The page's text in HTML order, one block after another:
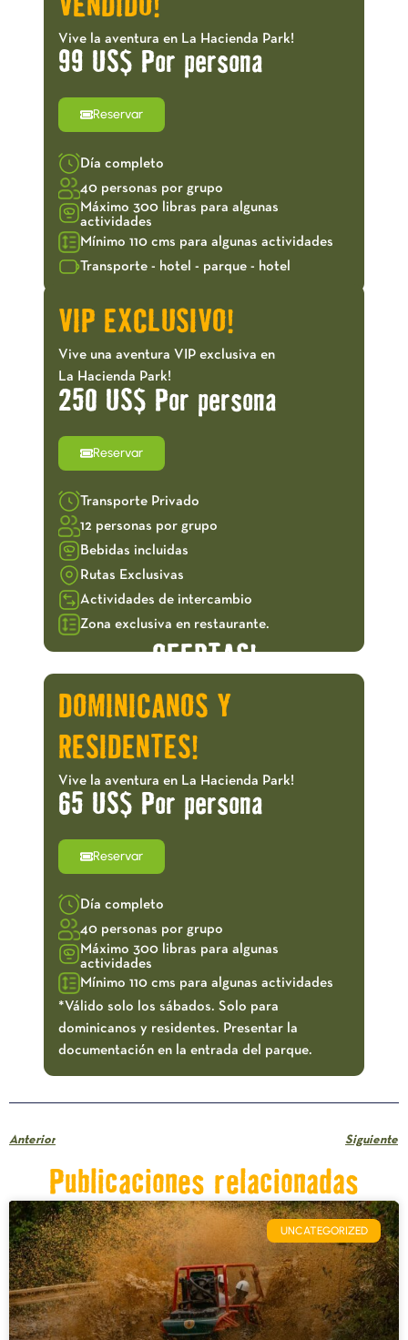
VENDIDO!
Vive la aventura en La Hacienda Park!
99 US$ Por persona
Reservar
Día completo
40 personas por grupo
Máximo 300 libras para algunas
actividades
Mínimo 110 cms para algunas actividades
Transporte - hotel - parque - hotel
VIP EXCLUSIVO!
Vive una aventura VIP exclusiva en
La Hacienda Park!
250 US$ Por persona
Reservar
Transporte Privado
12 personas por grupo
Bebidas incluidas
Rutas Exclusivas
Actividades de intercambio
Zona exclusiva en restaurante.
OFERTAS!
DOMINICANOS Y
RESIDENTES!
Vive la aventura en La Hacienda Park!
65 US$ Por persona
Reservar
Día completo
40 personas por grupo
Máximo 300 libras para algunas
actividades
Mínimo 110 cms para algunas actividades
*Válido solo los sábados. Solo para
dominicanos y residentes. Presentar la
documentación en la entrada del parque.
Anterior Siguiente
Publicaciones relacionadas
UNCATEGORIZED